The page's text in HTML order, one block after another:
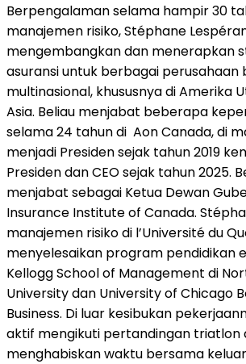
Berpengalaman selama hampir 30
manajemen risiko, Stéphane
mengembangkan dan menerapkan
asuransi untuk berbagai perusahaan
multinasional, khususnya di Amerika
Asia. Beliau menjabat beberapa
selama 24 tahun di Aon Canada, di
menjadi Presiden sejak tahun 2019
Presiden dan CEO sejak tahun 2025.
menjabat sebagai Ketua Dewan
Insurance Institute of Canada.
manajemen risiko di l’Université du
menyelesaikan program pendidikan
Kellogg School of Management di
University dan University of Chicago
Business. Di luar kesibukan
aktif mengikuti pertandingan triatlon
menghabiskan waktu bersama